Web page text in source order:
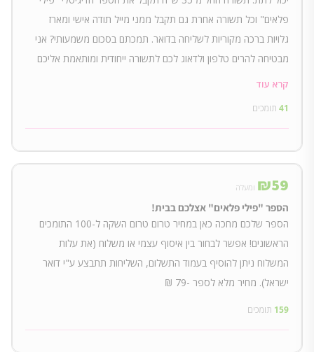
פלאים" וכל תשורה אחרת גם תקבל ממני מייל תודה אישי ומארז
גלויות ברכה מקוריות לשליחה בדואר. תמכתם בסכום משמעותי? אני
מבטיחה להרים טלפון ולדאוג לכם לתשורה ייחודית ומותאמת אליכם
קרא עוד
41 תומכים
₪59 ומעלה
הספר "פילי פלאים" אצלכם בבית!
הספר שלכם מחכה כאן במחיר טרום טרום השקה ל-100 התומכים
הראשונים! אפשר לבחור בין איסוף עצמי או משלוח (את עלות
המשלוח ניתן להוסיף בעמוד התשלום, השליחות תתבצע ע"י דואר
ישראל). מחיר מלא לספר -79 ₪
159 תומכים